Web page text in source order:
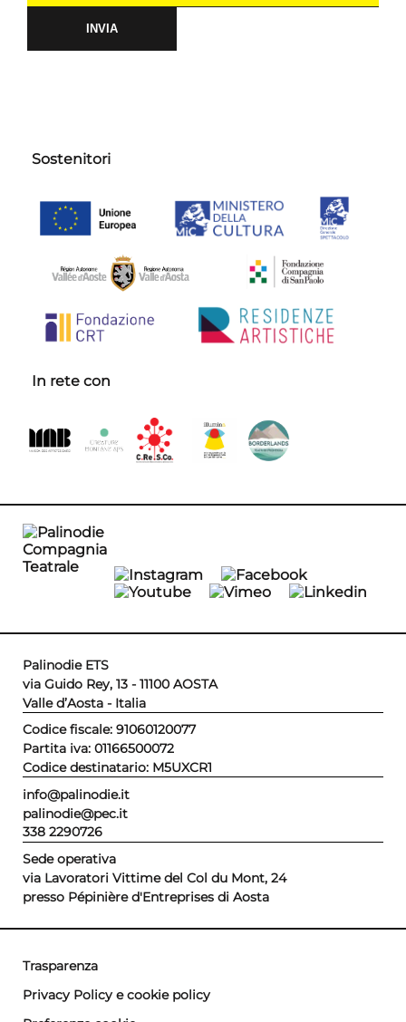
INVIA
Sostenitori
In rete con
Palinodie ETS
via Guido Rey, 13 - 11100 AOSTA
Valle d’Aosta - Italia
Codice fiscale: 91060120077
Partita iva: 01166500072
Codice destinatario: M5UXCR1
info@palinodie.it
palinodie@pec.it
338 2290726
Sede operativa
via Lavoratori Vittime del Col du Mont, 24
presso Pépinière d'Entreprises di Aosta
Trasparenza
Privacy Policy e cookie policy